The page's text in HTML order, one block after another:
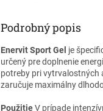
Podrobný popis
Enervit Sport Gel je
určený pre doplnenie
potreby pri vytrvalostných
zaručuje maximálny
PoužitieV prípade